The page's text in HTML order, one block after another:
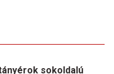
sokoldalú